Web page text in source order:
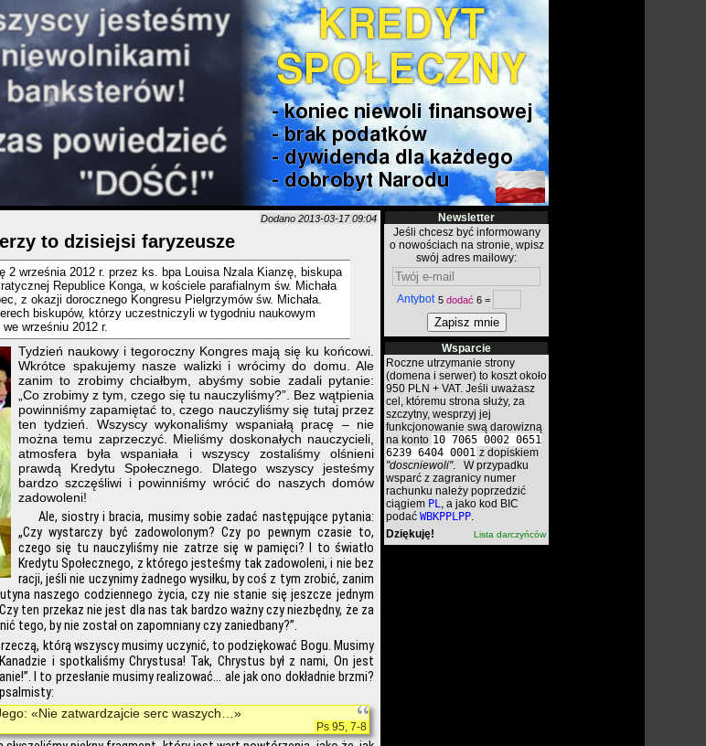
Dodano 2013-03-17 09:04
to dzisiejsi faryzeusze
2 września 2012 r. przez ks. bpa Louisa Nzala Kianzę, biskupa
Republice Konga, w kościele parafialnym św. Michała
z okazji dorocznego Kongresu Pielgrzymów św. Michała.
biskupów, którzy uczestniczyli w tygodniu naukowym
wrześniu 2012 r.
Tydzień naukowy i tegoroczny Kongres mają się ku końcowi.
Wkrótce spakujemy nasze walizki i wrócimy do domu. Ale
zanim to zrobimy chciałbym, abyśmy sobie zadali pytanie:
„Co zrobimy z tym, czego się tu nauczyliśmy?”. Bez wątpienia
powinniśmy zapamiętać to, czego nauczyliśmy się tutaj przez
ten tydzień. Wszyscy wykonaliśmy wspaniałą pracę – nie
można temu zaprzeczyć. Mieliśmy doskonałych nauczycieli,
atmosfera była wspaniała i wszyscy zostaliśmy olśnieni
prawdą Kredytu Społecznego. Dlatego wszyscy jesteśmy
bardzo szczęśliwi i powinniśmy wrócić do naszych domów
zadowoleni!
Ale, siostry i bracia, musimy sobie zadać następujące pytania:
„Czy wystarczy być zadowolonym? Czy po pewnym czasie to,
czego się tu nauczyliśmy nie zatrze się w pamięci? I to światło
Kredytu Społecznego, z którego jesteśmy tak zadowoleni, i nie bez
racji, jeśli nie uczynimy żadnego wysiłku, by coś z tym zrobić, zanim
naszego codziennego życia, czy nie stanie się jeszcze jednym
ten przekaz nie jest dla nas tak bardzo ważny czy niezbędny, że za
tego, by nie został on zapomniany czy zaniedbany?”.
którą wszyscy musimy uczynić, to podziękować Bogu. Musimy
i spotkaliśmy Chrystusa! Tak, Chrystus był z nami, On jest
I to przesłanie musimy realizować… ale jak ono dokładnie brzmi?
«Nie zatwardzajcie serc waszych…»
Ps 95, 7-8
Newsletter
Jeśli chcesz być informowany
o nowościach na stronie, wpisz
swój adres mailowy:
Antybot 5 dodać 6 =
Wsparcie
Roczne utrzymanie strony
(domena i serwer) to koszt około
950 PLN + VAT. Jeśli uważasz
cel, któremu strona służy, za
szczytny, wesprzyj jej
funkcjonowanie swą darowizną
na konto 10 7065 0002 0651
6239 6404 0001 z dopiskiem
"doscniewoli". W przypadku
wsparć z zagranicy numer
rachunku należy poprzedzić
ciągiem PL, a jako kod BIC
podać WBKPPLPP.
Dziękuję!
Lista darczyńców